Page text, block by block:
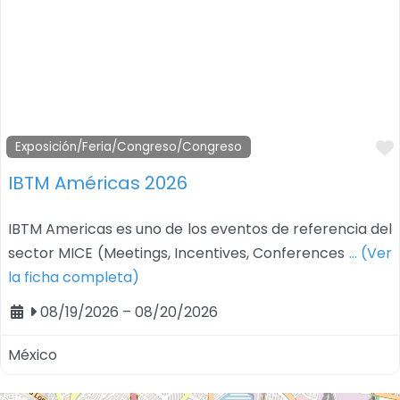
Exposición/Feria/Congreso/Congreso
IBTM Américas 2026
IBTM Americas es uno de los eventos de referencia del
sector MICE (Meetings, Incentives, Conferences … (Ver
la ficha completa)
08/19/2026 – 08/20/2026
México